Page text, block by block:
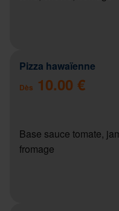
Pizza hawaïenne
Dès 10.00 €
Base sauce tomate,
fromage